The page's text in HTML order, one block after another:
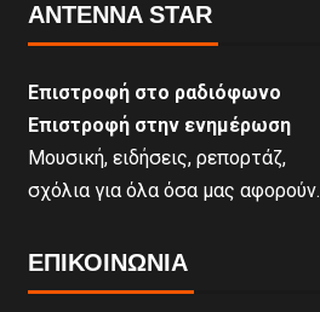
ANTENNA STAR
Επιστροφή στο ραδιόφωνο
Επιστροφή στην ενημέρωση
Μουσική, ειδήσεις, ρεπορτάζ,
σχόλια για όλα όσα μας αφορούν.
ΕΠΙΚΟΙΝΩΝΊΑ